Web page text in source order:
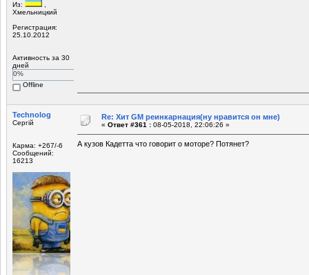
Из:
,
Хмельницкий
Регистрация:
25.10.2012
Активность за 30
дней
0%
Offline
Technolog
Сергій
Карма: +267/-6
Сообщений:
16213
Re: Хит GM реинкарнация(ну нравится он мне)
« Ответ #361 : 08-05-2018, 22:06:26 »
А кузов Кадетта что говорит о моторе? Потянет?